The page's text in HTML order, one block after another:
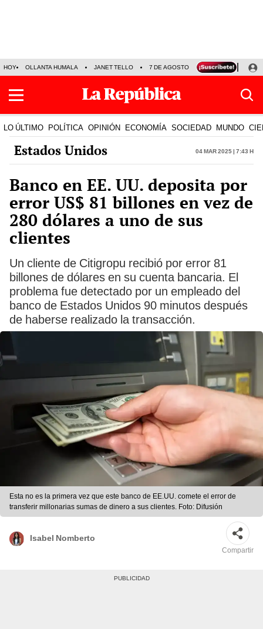
HOY OLLANTA HUMALA JANET TELLO 7 DE AGOSTO TINKA RESULTADOS
LO ÚLTIMO POLÍTICA OPINIÓN ECONOMÍA SOCIEDAD MUNDO
Estados Unidos 04 Mar 2025 | 7:43 h
Banco en EE. UU. deposita por
error US$ 81 billones en vez de
280 dólares a uno de sus
clientes
Un cliente de Citigropu recibió por error 81
billones de dólares en su cuenta bancaria. El
problema fue detectado por un empleado del
banco de Estados Unidos 90 minutos después
de haberse realizado la transacción.
Esta no es la primera vez que este banco de EE.UU. comete el error de
transferir millonarias sumas de dinero a sus clientes. Foto: Difusión
Isabel Nomberto
Compartir